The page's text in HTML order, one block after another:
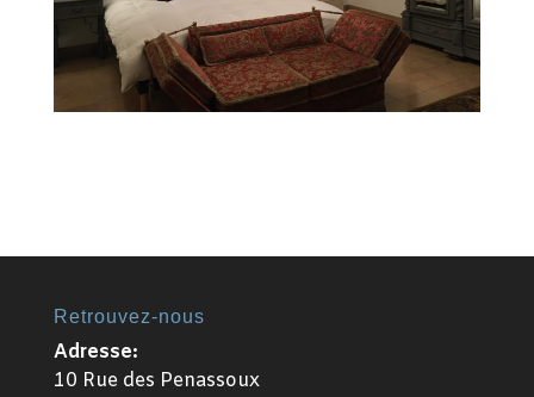
Retrouvez-nous
Adresse:
10 Rue des Penassoux